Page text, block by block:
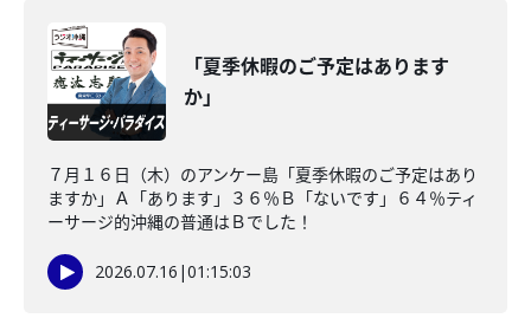
「夏季休暇のご予定はあります
か」
７月１６日（木）のアンケー島「夏季休暇のご予定はあり
ますか」Ａ「あります」３６％Ｂ「ないです」６４％ティ
ーサージ的沖縄の普通はＢでした！
2026.07.16 |01:15:03